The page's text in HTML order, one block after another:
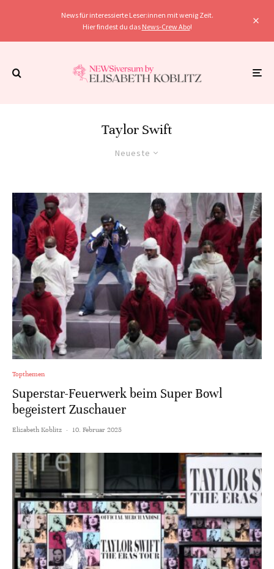
News für interessierte Leser:innen mit wenig Zeit.
Hier findest du das News-Crew Abo!
Taylor Swift
Neueste
Topthemen
Superstar-Feuerwerk beim Super Bowl
begeistert Zuschauer
Elisabeth Koblitz · 10. Februar 2025